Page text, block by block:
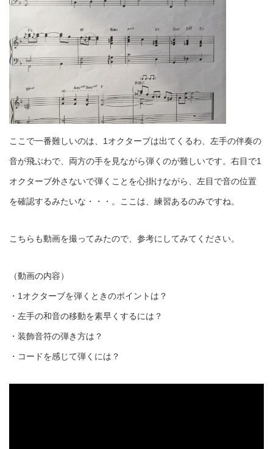
ここで一番難しいのは、1オクターブは出てくるわ、左手の伴奏の
音が飛ぶわで、両方の手を見ながら弾くのが難しいです。右目で1
オクターブ外さないで弾くことを心掛けながら、左目で音の位置
を確認するみたいな・・・。ここは、練習あるのみですね。
こちらも動画を撮ってみたので、参考にしてみてください。
（動画の内容）
・1オクターブを弾くときのポイントは？
・左手の和音の移動を素早くするには？
・装飾音符の弾き方は？
・コードを感じて弾くには？